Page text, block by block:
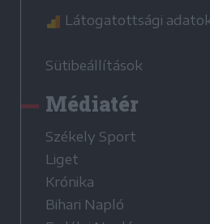
Látogatottsági
Sütibeállítások
Médiatér
Székely Sport
Liget
Krónika
Bihari Napló